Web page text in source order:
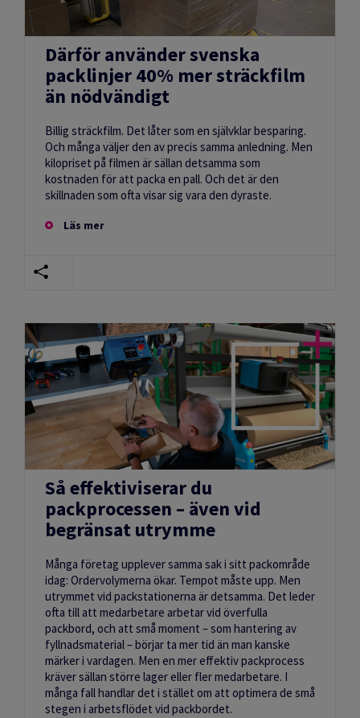
Därför använder svenska
packlinjer 40% mer sträckfilm
än nödvändigt
Billig sträckfilm. Det låter som en självklar besparing.
Och många väljer den av precis samma anledning. Men
kilopriset på filmen är sällan detsamma som
kostnaden för att packa en pall. Och det är den
skillnaden som ofta visar sig vara den dyraste.
Läs mer
Så effektiviserar du
packprocessen – även vid
begränsat utrymme
Många företag upplever samma sak i sitt packområde
idag: Ordervolymerna ökar. Tempot måste upp. Men
utrymmet vid packstationerna är detsamma. Det leder
ofta till att medarbetare arbetar vid överfulla
packbord, och att små moment – som hantering av
fyllnadsmaterial – börjar ta mer tid än man kanske
märker i vardagen. Men en mer effektiv packprocess
kräver sällan större lager eller fler medarbetare. I
många fall handlar det i stället om att optimera de små
stegen i arbetsflödet vid packbordet.